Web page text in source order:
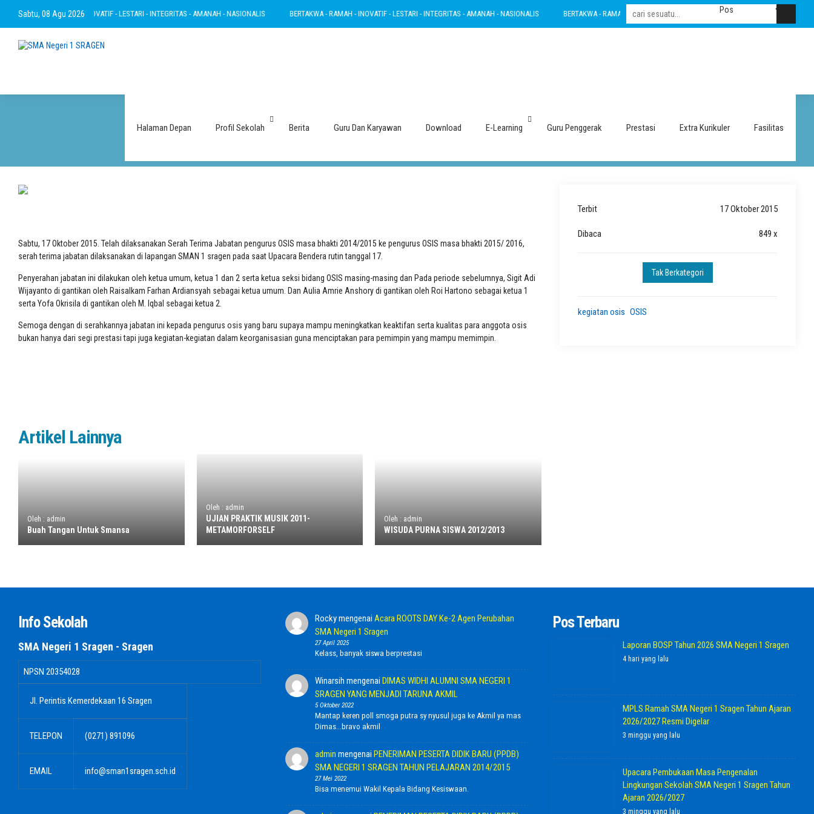
Sabtu, 08 Agu 2026
BERTAKWA - RAMAH - INOVATIF - LESTARI - INTEGRITAS - AMANAH - NASIONALIS BERTAKWA - RAMAH - INOVATIF - LESTARI - INTEGRITAS - AMANAH - NASIONALIS BERTAKWA - RAMAH - INOVATIF - LESTARI - INTEGRITAS - AMANAH - NASIONALIS
Halaman Depan Profil Sekolah Berita Guru Dan Karyawan Download E-Learning Guru Penggerak Prestasi Extra Kurikuler Fasilitas
Serah Terima Jabatan Pengurus OSIS tahun 2015
Sabtu, 17 Oktober 2015. Telah dilaksanakan Serah Terima Jabatan pengurus OSIS masa bhakti 2014/2015 ke pengurus OSIS masa bhakti 2015/ 2016,
serah terima jabatan dilaksanakan di lapangan SMAN 1 sragen pada saat Upacara Bendera rutin tanggal 17.
Penyerahan jabatan ini dilakukan oleh ketua umum, ketua 1 dan 2 serta ketua seksi bidang OSIS masing-masing dan Pada periode sebelumnya, Sigit Adi
Wijayanto di gantikan oleh Raisalkam Farhan Ardiansyah sebagai ketua umum. Dan Aulia Amrie Anshory di gantikan oleh Roi Hartono sebagai ketua 1
serta Yofa Okrisila di gantikan oleh M. Iqbal sebagai ketua 2.
Semoga dengan di serahkannya jabatan ini kepada pengurus osis yang baru supaya mampu meningkatkan keaktifan serta kualitas para anggota osis
bukan hanya dari segi prestasi tapi juga kegiatan-kegiatan dalam keorganisasian guna menciptakan para pemimpin yang mampu memimpin.
Artikel Lainnya
Oleh : admin
Buah Tangan Untuk Smansa
Oleh : admin
UJIAN PRAKTIK MUSIK 2011-
METAMORFORSELF
Oleh : admin
WISUDA PURNA SISWA 2012/2013
Terbit 17 Oktober 2015
Dibaca 849 x
Tak Berkategori
kegiatan osis OSIS
Info Sekolah
SMA Negeri 1 Sragen - Sragen
NPSN 20354028
Jl. Perintis Kemerdekaan 16 Sragen
TELEPON (0271) 891096
EMAIL info@sman1sragen.sch.id
RockymengenaiAcara ROOTS DAY Ke-2 Agen Perubahan
SMA Negeri 1 Sragen
27 April 2025
Kelass, banyak siswa berprestasi
Winarsih mengenaiDIMAS WIDHI ALUMNI SMA NEGERI 1
SRAGEN YANG MENJADI TARUNA AKMIL
5 Oktober 2022
Mantap keren poll smoga putra sy nyusul juga ke Akmil ya mas
Dimas...bravo akmil
admin mengenaiPENERIMAN PESERTA DIDIK BARU (PPDB)
SMA NEGERI 1 SRAGEN TAHUN PELAJARAN 2014/2015
27 Mei 2022
Bisa menemui Wakil Kepala Bidang Kesiswaan.
Pos Terbaru
Laporan BOSP Tahun 2026 SMA Negeri 1 Sragen
4 hari yang lalu
MPLS Ramah SMA Negeri 1 Sragen Tahun Ajaran
2026/2027 Resmi Digelar
3 minggu yang lalu
Upacara Pembukaan Masa Pengenalan
Lingkungan Sekolah SMA Negeri 1 Sragen Tahun
Ajaran 2026/2027
3 minggu yang lalu